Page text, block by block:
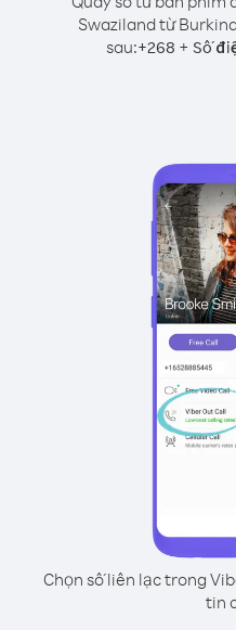
Swaziland từ
sau:+268 + Số
Chọn số liên lạc trong
tin